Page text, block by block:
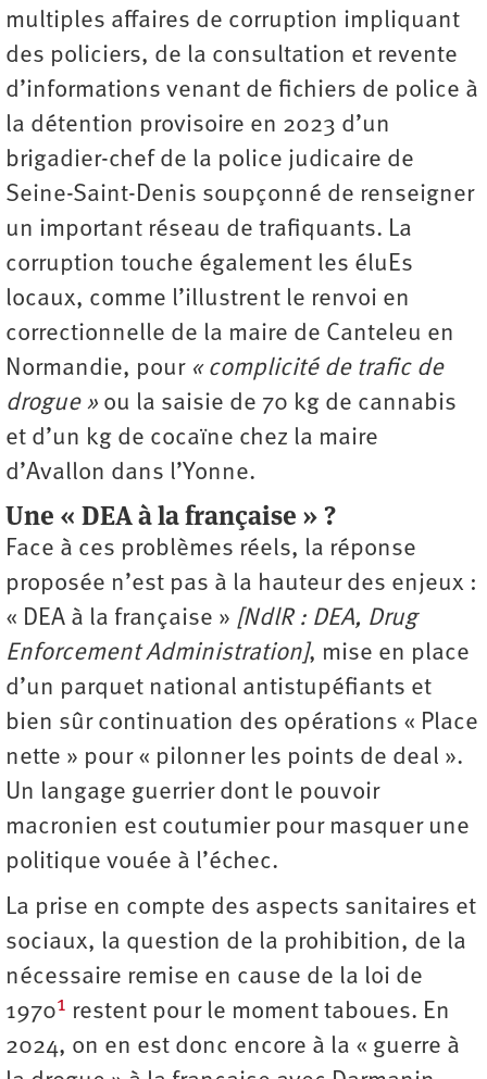
multiples affaires de corruption impliquant
des policiers, de la consultation et revente
d’informations venant de fichiers de police à
la détention provisoire en 2023 d’un
brigadier-chef de la police judicaire de
Seine-Saint-Denis soupçonné de renseigner
un important réseau de trafiquants. La
corruption touche également les éluEs
locaux, comme l’illustrent le renvoi en
correctionnelle de la maire de Canteleu en
Normandie, pour « complicité de trafic de
drogue » ou la saisie de 70 kg de cannabis
et d’un kg de cocaïne chez la maire
d’Avallon dans l’Yonne.
Une « DEA à la française » ?
Face à ces problèmes réels, la réponse
proposée n’est pas à la hauteur des enjeux :
« DEA à la française » [NdlR : DEA, Drug
Enforcement Administration], mise en place
d’un parquet national antistupéfiants et
bien sûr continuation des opérations « Place
nette » pour « pilonner les points de deal ».
Un langage guerrier dont le pouvoir
macronien est coutumier pour masquer une
politique vouée à l’échec.
La prise en compte des aspects sanitaires et
sociaux, la question de la prohibition, de la
nécessaire remise en cause de la loi de
19701 restent pour le moment taboues. En
2024, on en est donc encore à la « guerre à